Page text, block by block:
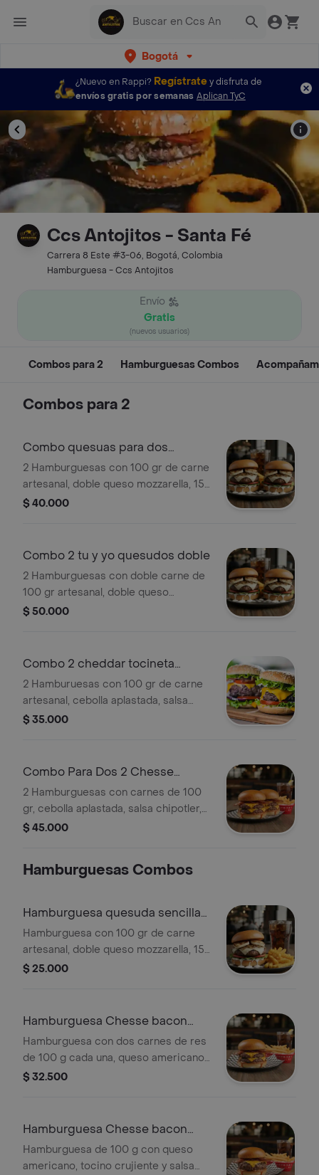
Bogotá
¿Nuevo en Rappi? Regístratey disfruta de
envíos gratis por semanas Aplican TyC
Ccs Antojitos - Santa Fé
Carrera 8 Este #3-06, Bogotá, Colombia
Hamburguesa - Ccs Antojitos
Envío
Gratis
(nuevos usuarios)
Combos para 2 Hamburguesas Combos
Combos para 2
Combo quesuas para dos
Sencilla Combo
2 Hamburguesas con 100 gr de carne
artesanal, doble queso mozzarella, 15
gr de queso asado, crema de queso
250 ml.
$ 40.000
Combo 2 tu y yo quesudos doble
2 Hamburguesas con doble carne de
100 gr artesanal, doble queso
mozzarella, 15 gr de queso asado y
gaseosas a disponibilidad 250 ml.
$ 50.000
Combo 2 cheddar tocineta
sencillas
2 Hamburuesas con 100 gr de carne
artesanal, cebolla aplastada, salsa
cheddar, tocineta ahumada, lechuga,
disponibilidad 250 ml.
$ 35.000
Combo Para Dos 2 Chesse
bacon Dobles
2 Hamburguesas con carnes de 100
gr, cebolla aplastada, salsa chipotler,
doble tocineta ahumada,
$ 45.000
Hamburguesas Combos
Hamburguesa quesuda sencilla
Combo
Hamburguesa con 100 gr de carne
artesanal, doble queso mozzarella, 15
gr de queso asado y crema de queso
$ 25.000
Hamburguesa Chesse bacon
Doble Combo
Hamburguesa con dos carnes de res
de 100 g cada una, queso americano,
tocino crujiente y salsa chipotle.
$ 32.500
Hamburguesa Chesse bacon
Sencilla Combo
Hamburguesa de 100 g con queso
americano, tocino crujiente y salsa